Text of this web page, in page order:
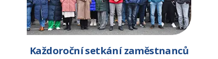
Každoroční setkání zaměstnanců